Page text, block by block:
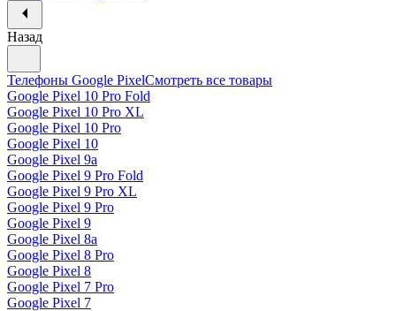
Назад
Телефоны Google PixelСмотреть все товары
Google Pixel 10 Pro Fold
Google Pixel 10 Pro XL
Google Pixel 10 Pro
Google Pixel 10
Google Pixel 9a
Google Pixel 9 Pro Fold
Google Pixel 9 Pro XL
Google Pixel 9 Pro
Google Pixel 9
Google Pixel 8a
Google Pixel 8 Pro
Google Pixel 8
Google Pixel 7 Pro
Google Pixel 7